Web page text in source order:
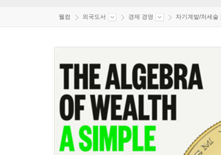
웰컴 외국도서 경제 경영 자기계발/처세술